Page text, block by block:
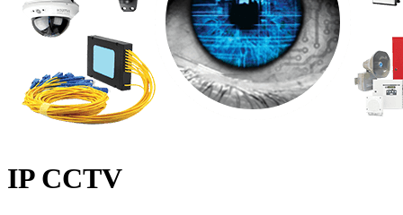
IP CCTV